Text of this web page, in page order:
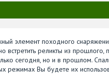
элемент походного
реликты из прошлого,
сегодня, но и в прошлом.
режимах Вы будете их